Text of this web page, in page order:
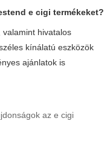
e cigi termékeket?
valamint hivatalos
kínálatú eszközök
ajánlatok is
az e cigi